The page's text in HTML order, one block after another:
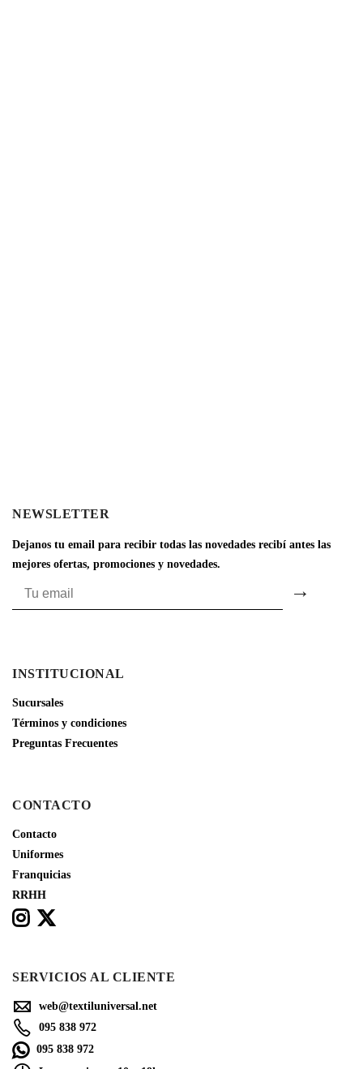
NEWSLETTER
Dejanos tu email para recibir todas las novedades recibí antes las
mejores ofertas, promociones y novedades.
INSTITUCIONAL
Sucursales
Términos y condiciones
Preguntas Frecuentes
CONTACTO
Contacto
Uniformes
Franquicias
RRHH
SERVICIOS AL CLIENTE
web@textiluniversal.net
095 838 972
095 838 972